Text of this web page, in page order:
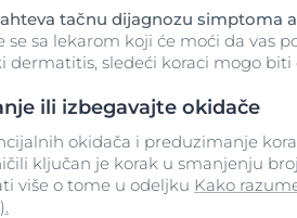
tačnu dijagnozu simptoma
se sa lekarom koji će moći da vas
dermatitis, sledeći koraci mogo biti
ili izbegavajte okidače
okidača i preduzimanje
ključan je korak u smanjenju
više o tome u odeljku Kako